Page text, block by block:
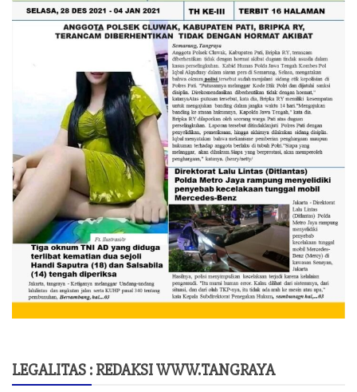
LEGALITAS : REDAKSI WWW.TANGRAYA